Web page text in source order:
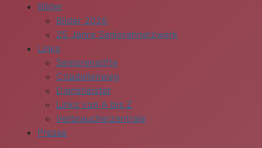
Bilder
Bilder 2026
25 Jahre Seniorennetzwerk
Links
Seniorenstifte
Citadellenweg
Dienstleister
Links von A bis Z
Verbraucherzentrale
Presse